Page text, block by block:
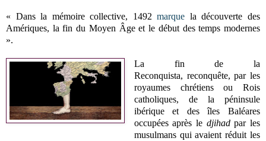
« Dans la mémoire collective, 1492marque la découverte des
Amériques, la fin du Moyen Âge et le début des temps modernes
».
La fin de la
Reconquista, reconquête, par les
royaumes chrétiens ou Rois
catholiques, de la péninsule
ibérique et des îles Baléares
occupées après le djihadpar les
musulmans qui avaient réduit les